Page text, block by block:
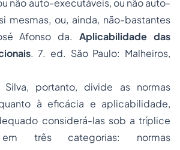
não auto-executáveis, ou não auto-
mesmas, ou, ainda, não-bastantes
Afonso da.Aplicabilidade das
. 7. ed. São Paulo: Malheiros,
portanto, divide as normas
à eficácia e aplicabilidade,
considerá-las sob a tríplice
em três categorias: normas